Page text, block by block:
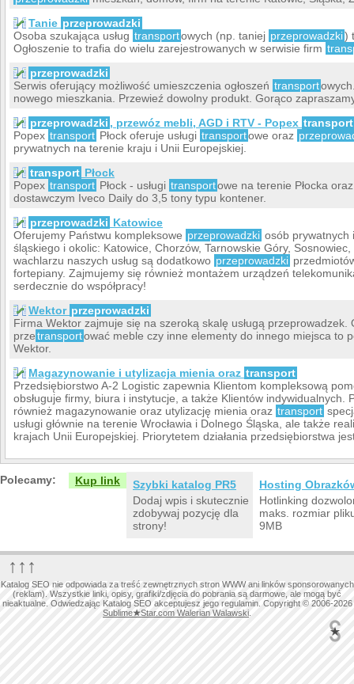
Tanie przeprowadzki
Osoba szukająca usług transportowych (np. taniej przeprowadzki)
Ogłoszenie to trafia do wielu zarejestrowanych w serwisie firm
przeprowadzki
Serwis oferujący możliwość umieszczenia ogłoszeń transport
nowego mieszkania. Przewieź dowolny produkt. Gorąco
przeprowadzki , przewóz mebli, AGD i RTV - Popex transport
Popex transport Płock oferuje usługi transportowe oraz
prywatnych na terenie kraju i Unii Europejskiej.
transport Płock
Popex transport Płock - usługi transportowe na terenie Płocka
dostawczym Iveco Daily do 3,5 tony typu kontener.
przeprowadzki Katowice
Oferujemy Państwu kompleksowe przeprowadzki osób prywatnych
śląskiego i okolic: Katowice, Chorzów, Tarnowskie Góry,
wachlarzu naszych usług są dodatkowo przeprowadzki
fortepiany. Zajmujemy się również montażem urządzeń
serdecznie do współpracy!
Wektor przeprowadzki
Firma Wektor zajmuje się na szeroką skalę usługą
przetransportować meble czy inne elementy do innego miejsca to
Wektor.
Magazynowanie i utylizacja mienia oraz transport
Przedsiębiorstwo A-2 Logistic zapewnia Klientom kompleksową
obsługuje firmy, biura i instytucje, a także Klientów indywidualnych.
również magazynowanie oraz utylizację mienia oraz transport
usługi głównie na terenie Wrocławia i Dolnego Śląska, ale także
krajach Unii Europejskiej. Priorytetem działania przedsiębiorstwa
Polecamy: Kup link
Szybki katalog PR5
Dodaj wpis i skutecznie
zdobywaj pozycję dla
strony!
Hosting
Hotlinking
maks. rozmiar
9MB
↑↑↑
Katalog SEO nie odpowiada za treść zewnętrznych stron WWW ani linków sponsorowanych
(reklam). Wszystkie linki, opisy, grafiki/zdjęcia do pobrania są darmowe, ale mogą być
nieaktualne. Odwiedzając Katalog SEO akceptujesz jego regulamin. Copyright © 2006-2026
Sublime★Star.com Walerian Walawski